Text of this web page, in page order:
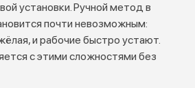
установки. Ручной метод в
почти невозможным:
и рабочие быстро устают.
с этими сложностями без